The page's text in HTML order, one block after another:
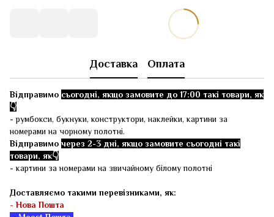
Доставка Оплата
Відправимо сьогодні, якщо замовите до 17:00 такі товари, як
👇
- румбокси, букнуки, конструктори, наклейки, картини за
номерами на чорному полотні.
Відправимо через 2-3 дні, якщо замовите сьогодні такі
товари, як👇
- картини за номерами на звичайному білому полотні
Доставляємо такими перевізниками, як:
-Нова Пошта